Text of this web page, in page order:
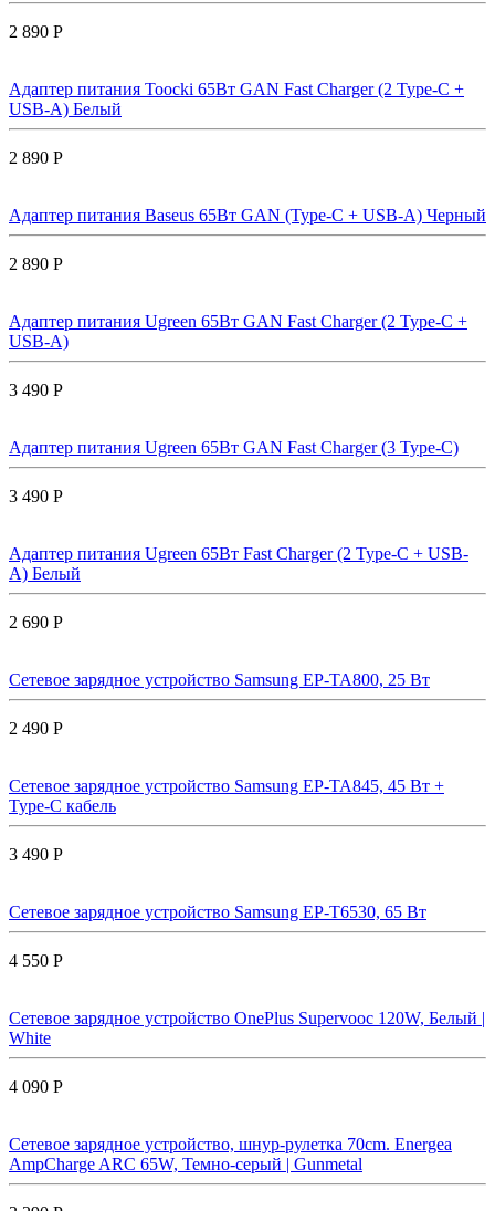
2 890 Р
Адаптер питания Toocki 65Вт GAN Fast Charger (2 Type-C +
USB-A) Белый
2 890 Р
Адаптер питания Baseus 65Вт GAN (Type-C + USB-A) Черный
2 890 Р
Адаптер питания Ugreen 65Вт GAN Fast Charger (2 Type-C +
USB-A)
3 490 Р
Адаптер питания Ugreen 65Вт GAN Fast Charger (3 Type-C)
3 490 Р
Адаптер питания Ugreen 65Вт Fast Charger (2 Type-C + USB-
A) Белый
2 690 Р
Сетевое зарядное устройство Samsung EP-TA800, 25 Вт
2 490 Р
Сетевое зарядное устройство Samsung EP-TA845, 45 Вт +
Type-C кабель
3 490 Р
Сетевое зарядное устройство Samsung EP-T6530, 65 Вт
4 550 Р
Сетевое зарядное устройство OnePlus Supervooc 120W, Белый |
White
4 090 Р
Сетевое зарядное устройство, шнур-рулетка 70cm. Energea
AmpCharge ARC 65W, Темно-серый | Gunmetal